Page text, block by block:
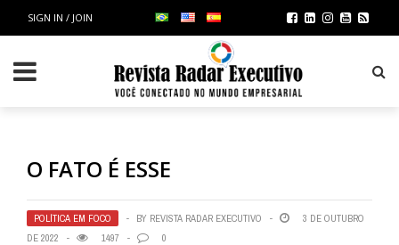
SIGN IN / JOIN
O FATO É ESSE
POLÍTICA EM FOCO BY REVISTA RADAR EXECUTIVO
3 DE OUTUBRO
DE 2022
1497 0